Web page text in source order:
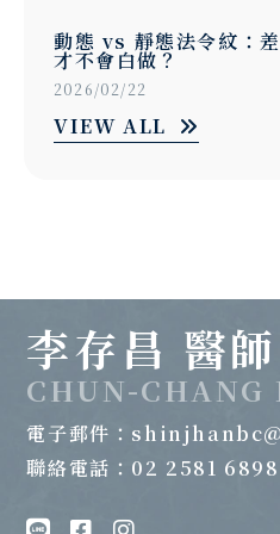
動態 vs 靜態法令紋：
才不會白做？
2026/02/22
VIEW ALL
李存昌 醫師
CHUN-
電子郵件：
聯絡電話：02 2581 6898